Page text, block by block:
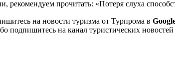
рекомендуем прочитать: «Потеря слуха
на новости туризма от Турпрома в
подпишитесь на канал туристических новостей